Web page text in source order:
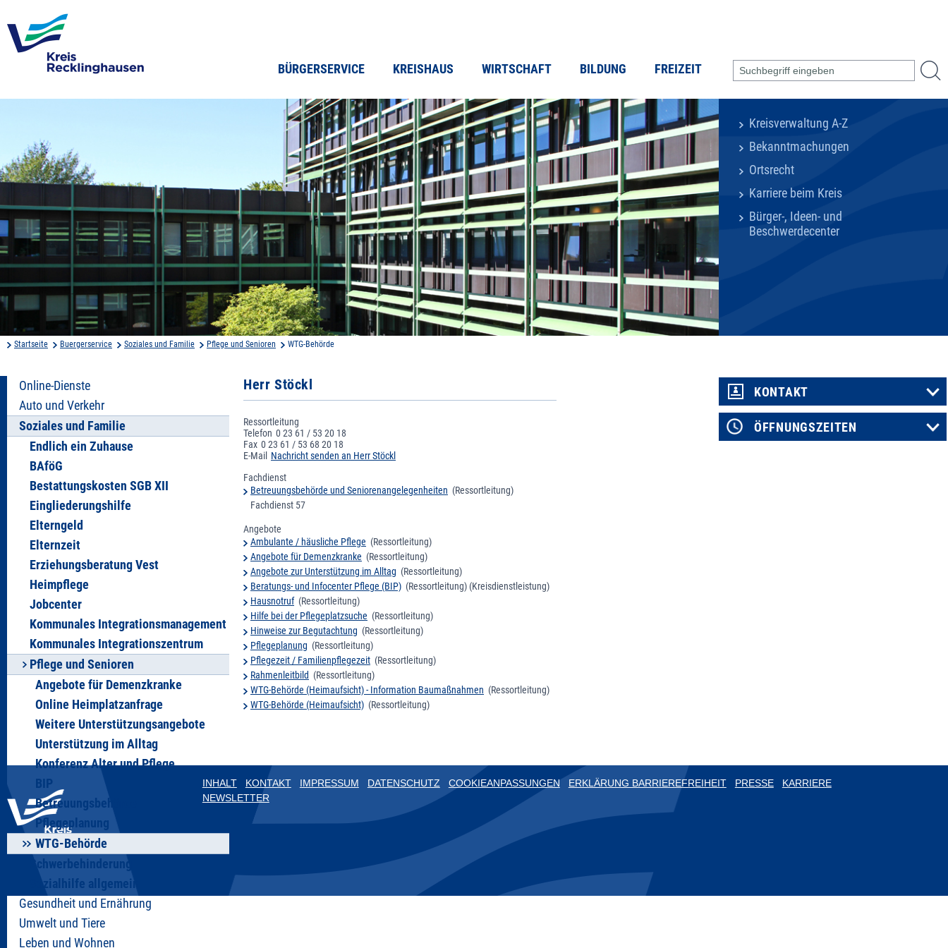
BÜRGERSERVICE KREISHAUS WIRTSCHAFT BILDUNG FREIZEIT
Kreisverwaltung A-Z
Bekanntmachungen
Ortsrecht
Karriere beim Kreis
Bürger-, Ideen- und
Beschwerdecenter
Startseite Buergerservice Soziales und Familie Pflege und Senioren WTG-Behörde
Online-Dienste
Auto und Verkehr
Soziales und Familie
Endlich ein Zuhause
BAföG
Bestattungskosten SGB XII
Eingliederungshilfe
Elterngeld
Elternzeit
Erziehungsberatung Vest
Heimpflege
Jobcenter
Kommunales Integrationsmanagement
Kommunales Integrationszentrum
Pflege und Senioren
Angebote für Demenzkranke
Online Heimplatzanfrage
Weitere Unterstützungsangebote
Unterstützung im Alltag
Konferenz Alter und Pflege
BIP
Betreuungsbehörde
Pflegeplanung
WTG-Behörde
Schwerbehinderung
Sozialhilfe allgemein
Gesundheit und Ernährung
Umwelt und Tiere
Leben und Wohnen
Herr Stöckl
Ressortleitung
Telefon 0 23 61 / 53 20 18
Fax 0 23 61 / 53 68 20 18
E-Mail Nachricht senden an Herr Stöckl
Fachdienst
Betreuungsbehörde und Seniorenangelegenheiten (Ressortleitung)
Fachdienst 57
Angebote
Ambulante / häusliche Pflege (Ressortleitung)
Angebote für Demenzkranke (Ressortleitung)
Angebote zur Unterstützung im Alltag (Ressortleitung)
Beratungs- und Infocenter Pflege (BIP) (Ressortleitung) (Kreisdienstleistung)
Hausnotruf(Ressortleitung)
Hilfe bei der Pflegeplatzsuche (Ressortleitung)
Hinweise zur Begutachtung (Ressortleitung)
Pflegeplanung (Ressortleitung)
Pflegezeit / Familienpflegezeit (Ressortleitung)
Rahmenleitbild (Ressortleitung)
WTG-Behörde (Heimaufsicht) - Information Baumaßnahmen (Ressortleitung)
WTG-Behörde (Heimaufsicht) (Ressortleitung)
KONTAKT
ÖFFNUNGSZEITEN
INHALT KONTAKT IMPRESSUM DATENSCHUTZ COOKIEANPASSUNGEN ERKLÄRUNG BARRIEREFREIHEIT PRESSE
KARRIERE
NEWSLETTER